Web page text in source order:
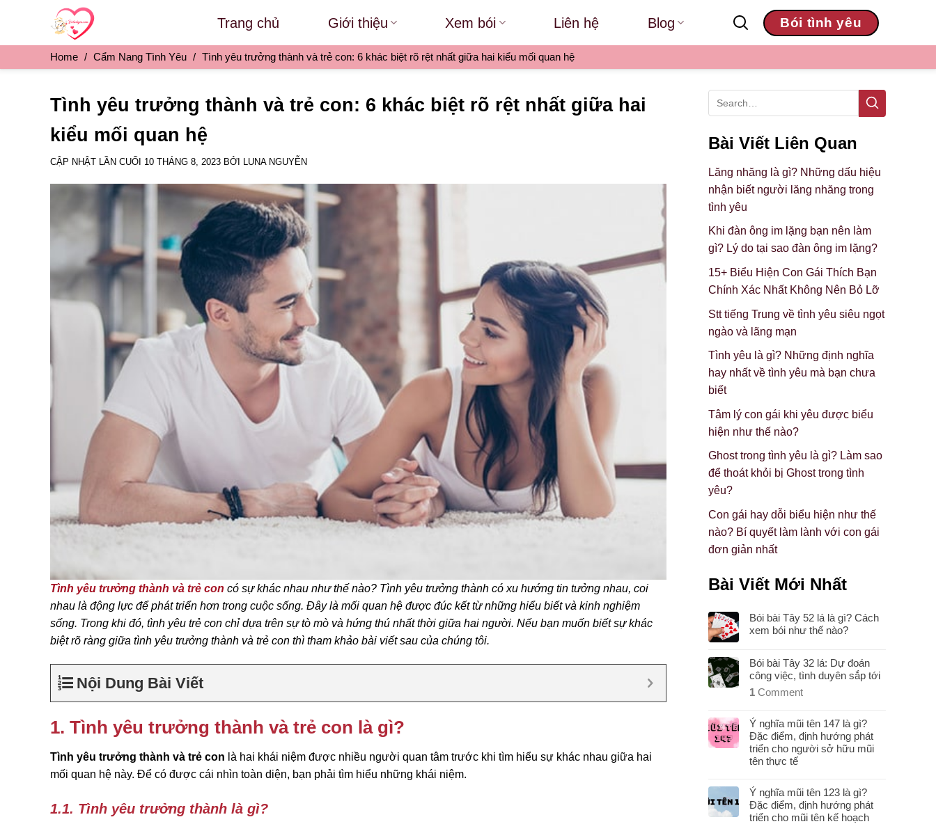
content
Trang chủ Giới thiệu Xem bói Liên hệ Blog Bói tình yêu
Home / Cẩm Nang Tình Yêu / Tình yêu trưởng thành và trẻ con: 6 khác biệt rõ rệt nhất giữa hai kiểu mối quan hệ
Tình yêu trưởng thành và trẻ con: 6 khác biệt rõ rệt nhất giữa hai
kiểu mối quan hệ
CẬP NHẬT LẦN CUỐI 10 THÁNG 8, 2023 BỞI LUNA NGUYỄN
Tình yêu trưởng thành và trẻ con có sự khác nhau như thế nào? Tình yêu trưởng thành có xu hướng tin tưởng nhau, coi
nhau là động lực để phát triển hơn trong cuộc sống. Đây là mối quan hệ được đúc kết từ những hiểu biết và kinh nghiệm
sống. Trong khi đó, tình yêu trẻ con chỉ dựa trên sự tò mò và hứng thú nhất thời giữa hai người. Nếu bạn muốn biết sự khác
biệt rõ ràng giữa tình yêu trưởng thành và trẻ con thì tham khảo bài viết sau của chúng tôi.
Nội Dung Bài Viết
1. Tình yêu trưởng thành và trẻ con là gì?
Tình yêu trưởng thành và trẻ con là hai khái niệm được nhiều người quan tâm trước khi tìm hiểu sự khác nhau giữa hai
mối quan hệ này. Để có được cái nhìn toàn diện, bạn phải tìm hiểu những khái niệm.
1.1. Tình yêu trưởng thành là gì?
Bài Viết Liên Quan
Lăng nhăng là gì? Những dấu hiệu
nhận biết người lăng nhăng trong
tình yêu
Khi đàn ông im lặng bạn nên làm
gì? Lý do tại sao đàn ông im lặng?
15+ Biểu Hiện Con Gái Thích Bạn
Chính Xác Nhất Không Nên Bỏ Lỡ
Stt tiếng Trung về tình yêu siêu ngọt
ngào và lãng mạn
Tình yêu là gì? Những định nghĩa
hay nhất về tình yêu mà bạn chưa
biết
Tâm lý con gái khi yêu được biểu
hiện như thế nào?
Ghost trong tình yêu là gì? Làm sao
để thoát khỏi bị Ghost trong tình
yêu?
Con gái hay dỗi biểu hiện như thế
nào? Bí quyết làm lành với con gái
đơn giản nhất
Bài Viết Mới Nhất
Bói bài Tây 52 lá là gì? Cách
xem bói như thế nào?
Bói bài Tây 32 lá: Dự đoán
công việc, tình duyên sắp tới
1 Comment
Ý nghĩa mũi tên 147 là gì?
Đặc điểm, định hướng phát
triển cho người sở hữu mũi
tên thực tế
Ý nghĩa mũi tên 123 là gì?
Đặc điểm, định hướng phát
triển cho mũi tên kế hoạch